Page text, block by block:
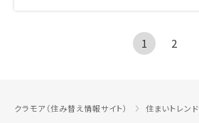
1 2
クラモア（住み替え情報サイト） 住まいトレンド